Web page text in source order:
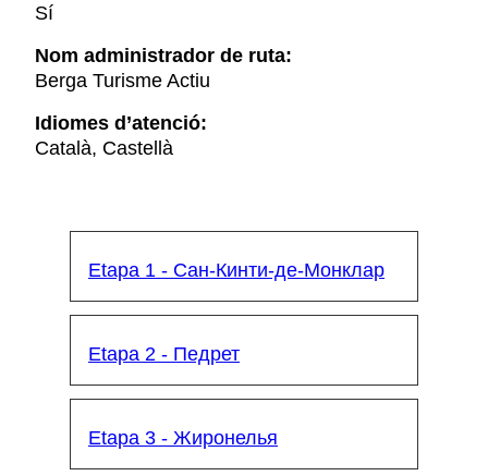
Sí
Nom administrador de ruta:
Berga Turisme Actiu
Idiomes d’atenció:
Català, Castellà
Etapa 1 - Сан-Кинти-де-Монклар
Etapa 2 - Педрет
Etapa 3 - Жиронелья